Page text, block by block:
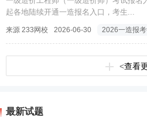
起各地陆续开通一造报名入口，考生...
来源 233网校 2026-06-30 2026一造报
<查看
最新试题